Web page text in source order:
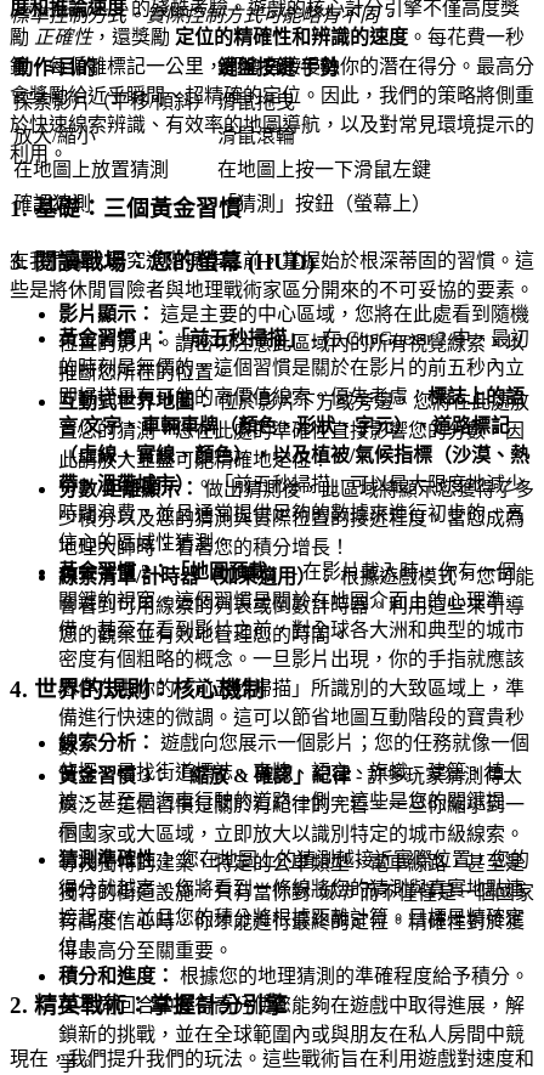
標準控制方式。實際控制方式可能略有不同。
動作/目的
鍵盤按鍵/手勢
探索影片（平移/傾斜） 滑鼠拖曳
放大/縮小
滑鼠滾輪
在地圖上放置猜測
在地圖上按一下滑鼠左鍵
確認猜測
「猜測」按鈕（螢幕上）
3. 閱讀戰場：您的螢幕 (HUD)
影片顯示： 這是主要的中心區域，您將在此處看到隨機
位置的影片。請密切注意此區域內的所有視覺線索，以
推斷您所在的位置。
互動式世界地圖：位於影片下方或旁邊，您將在此處放
置您的猜測。您在此處的準確性直接影響您的分數，因
此請放大並盡可能精確地定位！
分數/距離顯示： 做出猜測後，此區域將顯示您獲得了多
少積分以及您的猜測與實際位置的接近程度。當您成為
地理大師時，看著您的積分增長！
線索清單/計時器（如果適用）：根據遊戲模式，您可能
會看到可用線索的列表或倒數計時器。利用這些來引導
您的觀察並有效地管理您的時間。
4. 世界的規則：核心機制
線索分析： 遊戲向您展示一個影片；您的任務就像一個
偵探。尋找街道標誌、車牌、語言、旗幟、建築、植
被，甚至是汽車行駛的道路一側。這些是您的關鍵提
示！
猜測準確性：您在地圖上的猜測越接近實際位置，您的
得分就越高。您將看到一條線將您的猜測與真實地點連
接起來，並且您的積分將根據距離計算。目標是精確定
位！
積分和進度： 根據您的地理猜測的準確程度給予積分。
在不同回合中獲得高分使您能夠在遊戲中取得進展，解
鎖新的挑戰，並在全球範圍內或與朋友在私人房間中競
爭。
度和推論速度的殘酷考驗。遊戲的核心計分引擎不僅高度獎
勵 正確性，還獎勵 定位的精確性和辨識的速度 。每花費一秒
鐘，每偏離標記一公里，都會直接侵蝕你的潛在得分。最高分
會獎勵給近乎瞬間、超精確的定位。因此，我們的策略將側重
於快速線索辨識、有效率的地圖導航，以及對常見環境提示的
利用。
1. 基礎：三個黃金習慣
在我們深入研究進階操作之前，掌握始於根深蒂固的習慣。這
些是將休閒冒險者與地理戰術家區分開來的不可妥協的要素。
黃金習慣 1：「前五秒掃描」- 在 CityGuessr 2 中，最初
的時刻是無價的。這個習慣是關於在影片的前五秒內立
即掃描最有可能的高價值線索。優先考慮：標誌上的語
言/文字、車輛車牌（顏色、形狀、字元）、道路標記
（虛線、實線、顏色），以及植被/氣候指標（沙漠、熱
帶、溫帶城市） 。「前五秒掃描」可以最大限度地減少
時間浪費，並且通常提供足夠的數據來進行初步的、高
信心的區域性猜測。
黃金習慣 2：「地圖預載」- 在影片載入時，你有一個
關鍵的視窗。這個習慣是關於在地圖介面上的心理準
備。甚至在看到影片之前，對全球各大洲和典型的城市
密度有個粗略的概念。一旦影片出現，你的手指就應該
懸停在由你的「前五秒掃描」所識別的大致區域上，準
備進行快速的微調。這可以節省地圖互動階段的寶貴秒
數。
黃金習慣 3：「縮放 & 確認」紀律 - 許多玩家猜測得太
廣泛。這個習慣是關於有紀律的完善。一旦你縮小到一
個國家或大區域，立即放大以識別特定的城市級線索。
尋找獨特的建築、特定的公車類型、電車線路，甚至是
獨特的街道設施。只有當你對城市而不僅僅是一個國家
有高度信心時，你才能進行最終的定位。精確性對於獲
得最高分至關重要。
2. 精英戰術：掌握計分引擎
現在，我們提升我們的玩法。這些戰術旨在利用遊戲對速度和